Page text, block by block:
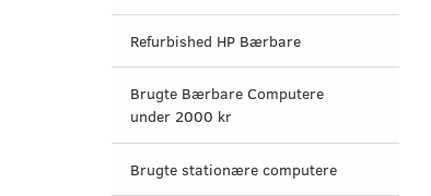
Refurbished HP Bærbare
Brugte Bærbare Computere
under 2000 kr
Brugte stationære computere